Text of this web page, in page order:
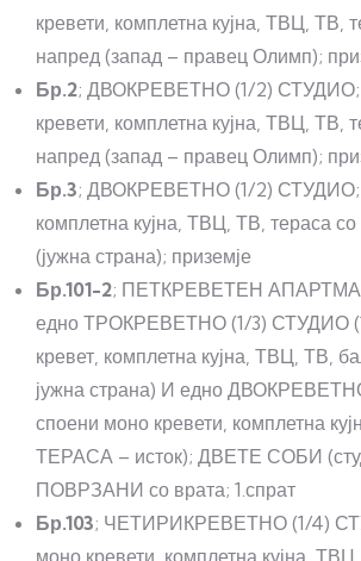
кревети, комплетна кујна, ТВЦ, ТВ,
напред (запад – правец Олимп);
Бр.2; ДВОКРЕВЕТНО (1/2) СТУДИО;
кревети, комплетна кујна, ТВЦ, ТВ,
напред (запад – правец Олимп);
Бр.3; ДВОКРЕВЕТНО (1/2) СТУДИО;
комплетна кујна, ТВЦ, ТВ, тераса
(јужна страна); приземје
Бр.101-2; ПЕТКРЕВЕТЕН
едно ТРОКРЕВЕТНО (1/3) СТУДИО
кревет, комплетна кујна, ТВЦ, ТВ,
јужна страна) И едно
споени моно кревети, комплетна
ТЕРАСА – исток); ДВЕТЕ СОБИ
ПОВРЗАНИ со врата; 1.спрат
Бр.103; ЧЕТИРИКРЕВЕТНО (1/4)
моно кревети, комплетна кујна,